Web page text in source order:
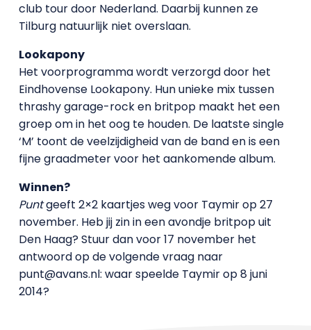
club tour door Nederland. Daarbij kunnen ze
Tilburg natuurlijk niet overslaan.
Lookapony
Het voorprogramma wordt verzorgd door het
Eindhovense Lookapony. Hun unieke mix tussen
thrashy garage-rock en britpop maakt het een
groep om in het oog te houden. De laatste single
‘M’ toont de veelzijdigheid van de band en is een
fijne graadmeter voor het aankomende album.
Winnen?
Puntgeeft 2×2 kaartjes weg voor Taymir op 27
november. Heb jij zin in een avondje britpop uit
Den Haag? Stuur dan voor 17 november het
antwoord op de volgende vraag naar
punt@avans.nl: waar speelde Taymir op 8 juni
2014?